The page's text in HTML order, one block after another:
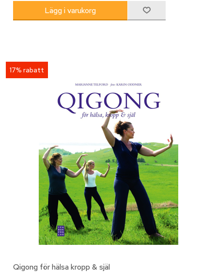
17% rabatt
Qigong för hälsa kropp & själ